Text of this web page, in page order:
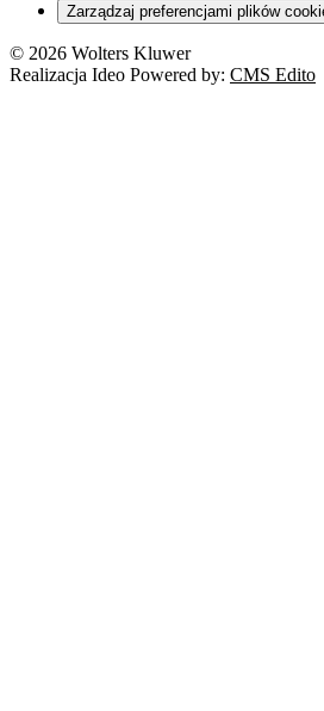
Zarządzaj preferencjami plików
© 2026 Wolters Kluwer
Realizacja Ideo Powered by: CMS Edito